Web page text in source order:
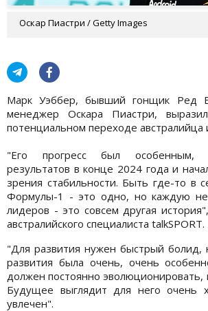
Оскар Пиастри / Getty Images
Марк Уэббер, бывший гонщик Ред
менеджер Оскара Пиастри,
потенциальном переходе австралийца
"Его прогресс был особенным,
результатов в конце 2024 года и
зрения стабильности. Быть где-то в
Формулы-1 - это одно, но каждую
лидеров - это совсем другая
австралийского специалиста talkSPORT.
"Для развития нужен быстрый болид,
развития была очень, очень
должен постоянно эволюционировать,
Будущее выглядит для него очень
увлечен".